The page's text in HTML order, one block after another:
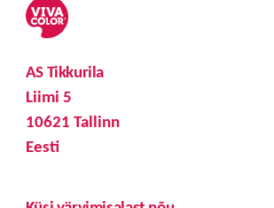
AS Tikkurila
Liimi 5
10621 Tallinn
Eesti